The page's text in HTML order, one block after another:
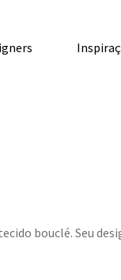
bouclé. Seu